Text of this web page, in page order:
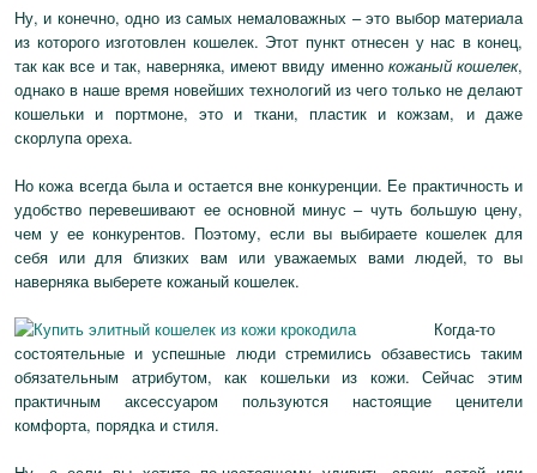
Ну, и конечно, одно из самых немаловажных – это выбор материала
из которого изготовлен кошелек. Этот пункт отнесен у нас в конец,
так как все и так, наверняка, имеют ввиду именно кожаный кошелек,
однако в наше время новейших технологий из чего только не делают
кошельки и портмоне, это и ткани, пластик и кожзам, и даже
скорлупа ореха.
Но кожа всегда была и остается вне конкуренции. Ее практичность и
удобство перевешивают ее основной минус – чуть большую цену,
чем у ее конкурентов. Поэтому, если вы выбираете кошелек для
себя или для близких вам или уважаемых вами людей, то вы
наверняка выберете кожаный кошелек.
Когда-то
состоятельные и успешные люди стремились обзавестись таким
обязательным атрибутом, как кошельки из кожи. Сейчас этим
практичным аксессуаром пользуются настоящие ценители
комфорта, порядка и стиля.